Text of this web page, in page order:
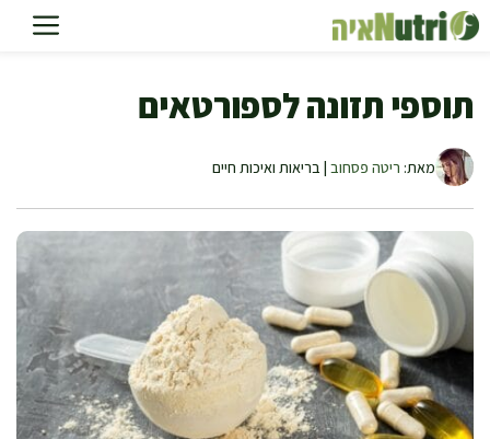
לדלג
לתוכן
תוספי תזונה לספורטאים
מאת: ריטה פסחוב | בריאות ואיכות חיים